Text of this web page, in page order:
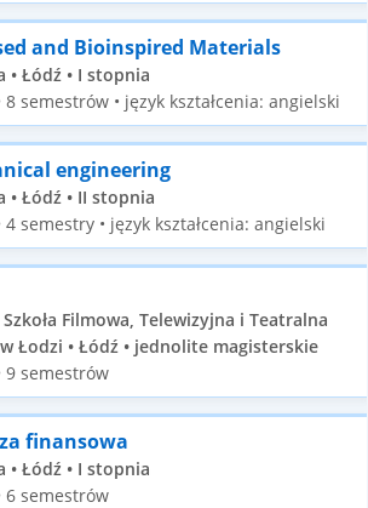
and Bioinspired Materials
Łódź • I stopnia
semestrów • język kształcenia: angielski
engineering
Łódź • II stopnia
semestry • język kształcenia: angielski
Filmowa, Telewizyjna i Teatralna
Łodzi • Łódź • jednolite magisterskie
9 semestrów
finansowa
Łódź • I stopnia
6 semestrów